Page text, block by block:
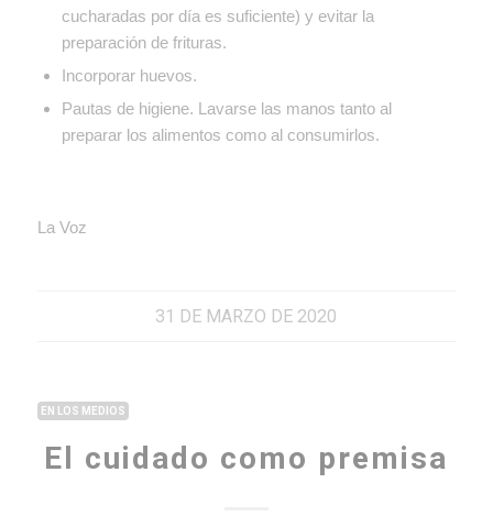
cucharadas por día es suficiente) y evitar la
preparación de frituras.
Incorporar huevos.
Pautas de higiene. Lavarse las manos tanto al
preparar los alimentos como al consumirlos.
La Voz
31 DE MARZO DE 2020
EN LOS MEDIOS
El cuidado como premisa